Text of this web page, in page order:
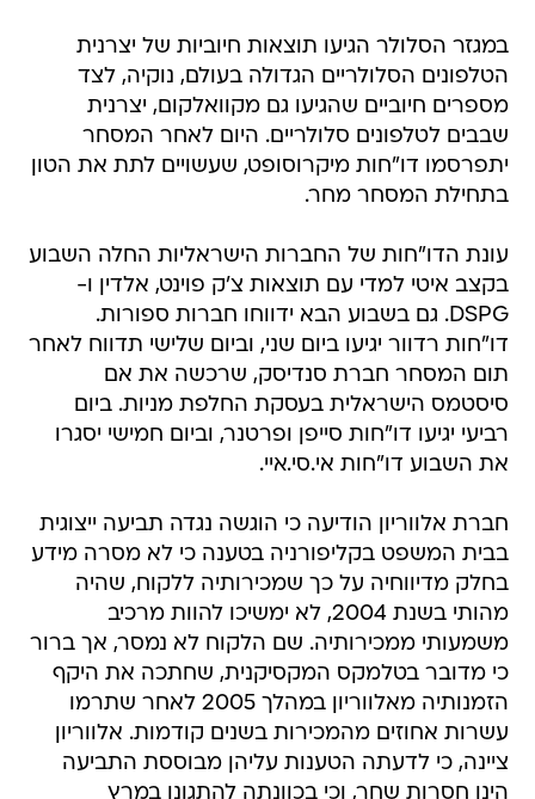
במגזר הסלולר הגיעו תוצאות חיוביות של יצרנית
הטלפונים הסלולריים הגדולה בעולם, נוקיה, לצד
מספרים חיוביים שהגיעו גם מקוואלקום, יצרנית
שבבים לטלפונים סלולריים. היום לאחר המסחר
יתפרסמו דו"חות מיקרוסופט, שעשויים לתת את הטון
בתחילת המסחר מחר.
עונת הדו"חות של החברות הישראליות החלה השבוע
בקצב איטי למדי עם תוצאות צ'ק פוינט, אלדין ו-
DSPG. גם בשבוע הבא ידווחו חברות ספורות.
דו"חות רדוור יגיעו ביום שני, וביום שלישי תדווח לאחר
תום המסחר חברת סנדיסק, שרכשה את אם
סיסטמס הישראלית בעסקת החלפת מניות. ביום
רביעי יגיעו דו"חות סייפן ופרטנר, וביום חמישי יסגרו
את השבוע דו"חות אי.סי.איי.
חברת אלווריון הודיעה כי הוגשה נגדה תביעה ייצוגית
בבית המשפט בקליפורניה בטענה כי לא מסרה מידע
בחלק מדיווחיה על כך שמכירותיה ללקוח, שהיה
מהותי בשנת 2004, לא ימשיכו להוות מרכיב
משמעותי ממכירותיה. שם הלקוח לא נמסר, אך ברור
כי מדובר בטלמקס המקסיקנית, שחתכה את היקף
הזמנותיה מאלווריון במהלך 2005 לאחר שתרמו
עשרות אחוזים מהמכירות בשנים קודמות. אלווריון
ציינה, כי לדעתה הטענות עליהן מבוססת התביעה
הינן חסרות שחר, וכי בכוונתה להתגונן במרץ